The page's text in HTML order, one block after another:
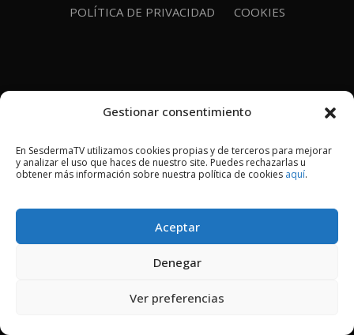
Gestionar consentimiento
En SesdermaTV utilizamos cookies propias y de terceros para mejorar
y analizar el uso que haces de nuestro site. Puedes rechazarlas u
obtener más información sobre nuestra política de cookies aquí.
Aceptar
Denegar
Ver preferencias
POLÍTICA DE PRIVACIDAD
COOKIES